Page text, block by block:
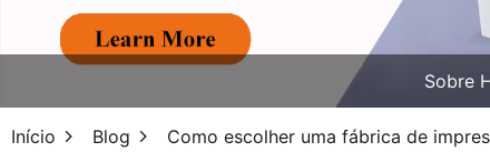
Sobre
Início Blog Como escolher uma fábrica de